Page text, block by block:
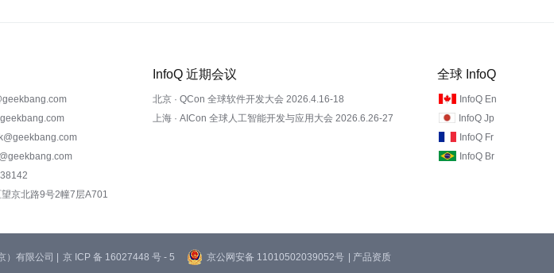
京北路9号2幢7层A701
InfoQ 近期会议
北京 · QCon 全球软件开发大会 2026.4.16-18
上海 · AICon 全球人工智能开发与应用大会 2026.6.26-27
全球 InfoQ
InfoQ En
InfoQ Jp
InfoQ Fr
InfoQ Br
有限公司 | 京 ICP 备 16027448 号 - 5 京公网安备 11010502039052号 | 产品资质